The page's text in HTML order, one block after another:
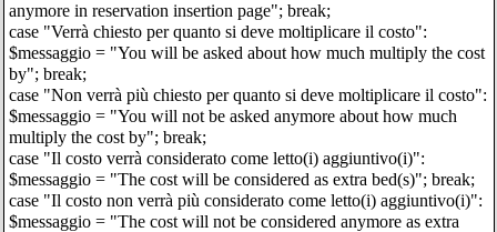
anymore in reservation insertion page"; break;
case "Verrà chiesto per quanto si deve moltiplicare il costo":
$messaggio = "You will be asked about how much multiply the cost
by"; break;
case "Non verrà più chiesto per quanto si deve moltiplicare il costo":
$messaggio = "You will not be asked anymore about how much
multiply the cost by"; break;
case "Il costo verrà considerato come letto(i) aggiuntivo(i)":
$messaggio = "The cost will be considered as extra bed(s)"; break;
case "Il costo non verrà più considerato come letto(i) aggiuntivo(i)":
$messaggio = "The cost will not be considered anymore as extra